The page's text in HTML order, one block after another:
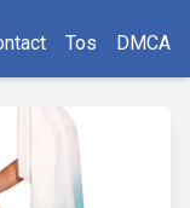
Tos DMCA